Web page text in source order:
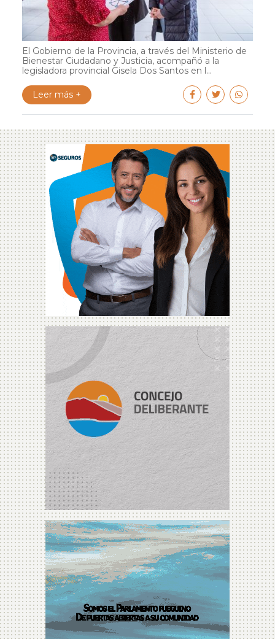
El Gobierno de la Provincia, a través del Ministerio de
Bienestar Ciudadano y Justicia, acompañó a la
legisladora provincial Gisela Dos Santos en l...
Leer más +